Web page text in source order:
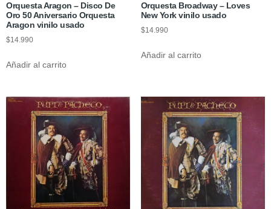
Orquesta Aragon – Disco De
Oro 50 Aniversario Orquesta
Aragon vinilo usado
$14.990
Añadir al carrito
Orquesta Broadway – Loves
New York vinilo usado
$14.990
Añadir al carrito